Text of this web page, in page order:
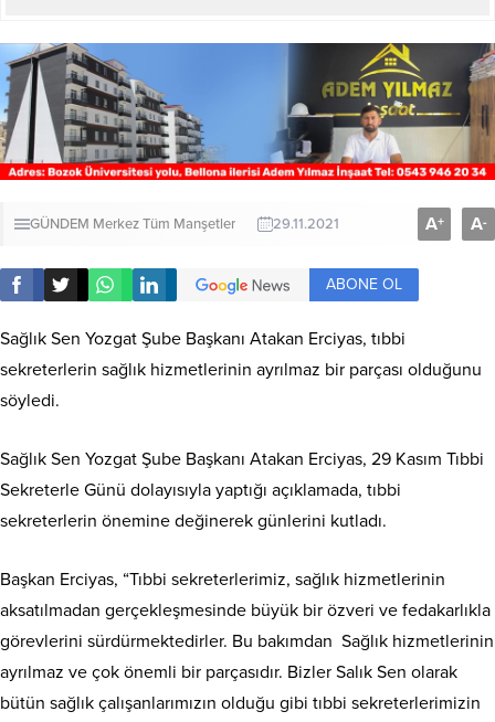
GÜNDEM MerkezTüm Manşetler 29.11.2021 A+ A-
ABONE OL
Sağlık Sen Yozgat Şube Başkanı Atakan Erciyas, tıbbi
sekreterlerin sağlık hizmetlerinin ayrılmaz bir parçası olduğunu
söyledi.
Sağlık Sen Yozgat Şube Başkanı Atakan Erciyas, 29 Kasım Tıbbi
Sekreterle Günü dolayısıyla yaptığı açıklamada, tıbbi
sekreterlerin önemine değinerek günlerini kutladı.
Başkan Erciyas, “Tıbbi sekreterlerimiz, sağlık hizmetlerinin
aksatılmadan gerçekleşmesinde büyük bir özveri ve fedakarlıkla
görevlerini sürdürmektedirler. Bu bakımdan Sağlık hizmetlerinin
ayrılmaz ve çok önemli bir parçasıdır. Bizler Salık Sen olarak
bütün sağlık çalışanlarımızın olduğu gibi tıbbi sekreterlerimizin